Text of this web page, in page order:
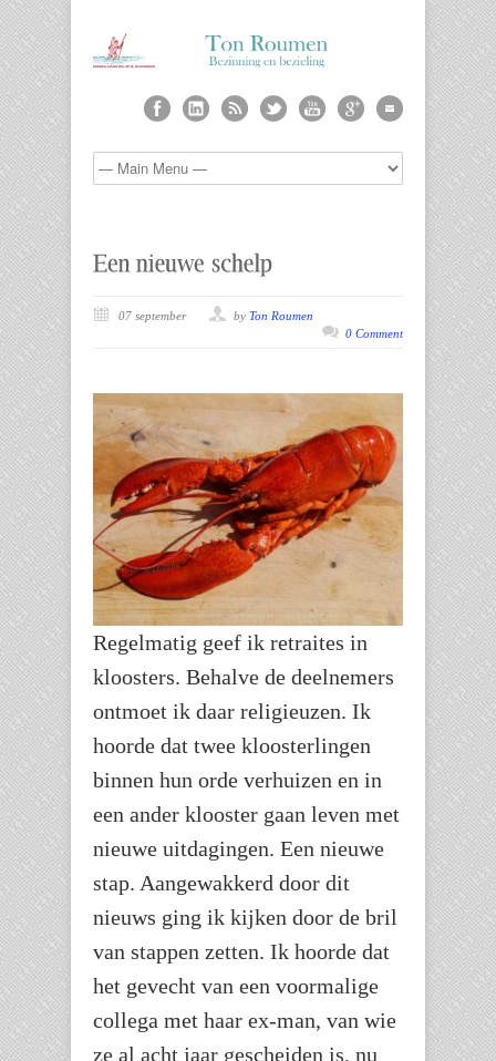
07 september by Ton Roumen
0 Comment
Regelmatig geef ik retraites in
kloosters. Behalve de deelnemers
ontmoet ik daar religieuzen. Ik
hoorde dat twee kloosterlingen
binnen hun orde verhuizen en in
een ander klooster gaan leven met
nieuwe uitdagingen. Een nieuwe
stap. Aangewakkerd door dit
nieuws ging ik kijken door de bril
van stappen zetten. Ik hoorde dat
het gevecht van een voormalige
collega met haar ex-man, van wie
ze al acht jaar gescheiden is, nu